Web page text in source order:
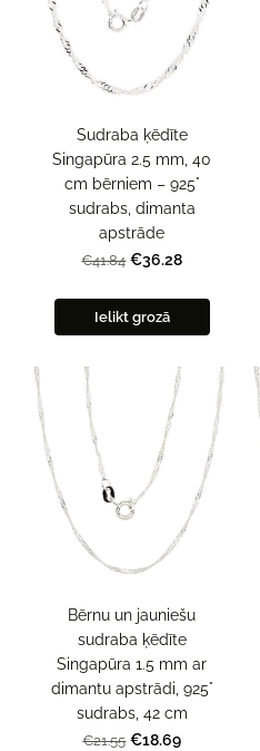
Sudraba ķēdīte
Singapūra 2.5 mm, 40
cm bērniem – 925°
sudrabs, dimanta
apstrāde
€41.84 €36.28
Ielikt grozā
Bērnu un jauniešu
sudraba ķēdīte
Singapūra 1.5 mm ar
dimantu apstrādi, 925°
sudrabs, 42 cm
€21.55 €18.69